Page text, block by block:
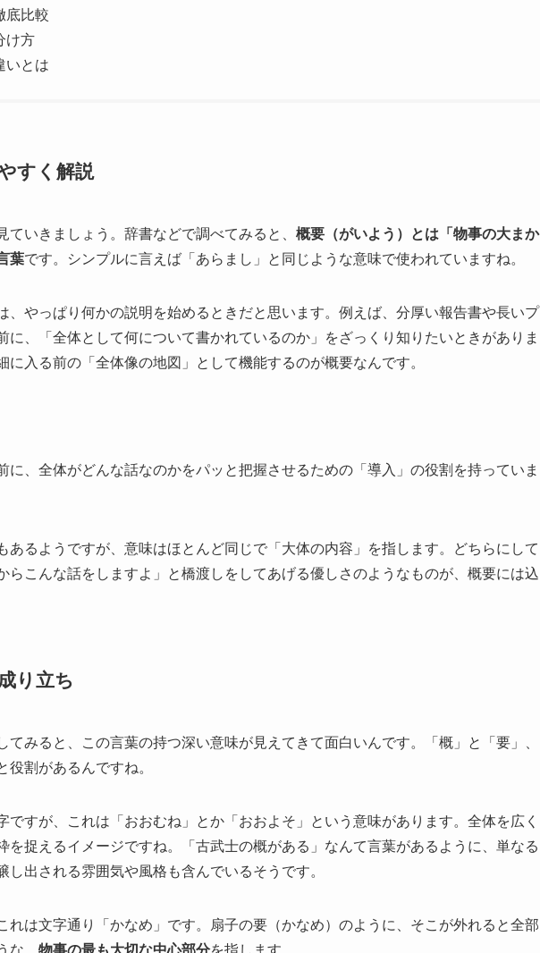
底比較
け方
いとは
すく解説
ていきましょう。辞書などで調べてみると、 概要（がいよう）とは「物事の大まか
葉です。シンプルに言えば「あらまし」と同じような意味で使われていますね。
、やっぱり何かの説明を始めるときだと思います。例えば、分厚い報告書や長いプ
に、「全体として何について書かれているのか」をざっくり知りたいときがありま
に入る前の「全体像の地図」として機能するのが概要なんです。
に、全体がどんな話なのかをパッと把握させるための「導入」の役割を持っていま
あるようですが、意味はほとんど同じで「大体の内容」を指します。どちらにして
らこんな話をしますよ」と橋渡しをしてあげる優しさのようなものが、概要には込
り立ち
てみると、この言葉の持つ深い意味が見えてきて面白いんです。「概」と「要」、
役割があるんですね。
ですが、これは「おおむね」とか「おおよそ」という意味があります。全体を広く
を捉えるイメージですね。「古武士の概がある」なんて言葉があるように、単なる
し出される雰囲気や風格も含んでいるそうです。
れは文字通り「かなめ」です。扇子の要（かなめ）のように、そこが外れると全部
な、 物事の最も大切な中心部分を指します。